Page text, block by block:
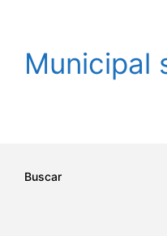
Municipal
Buscar